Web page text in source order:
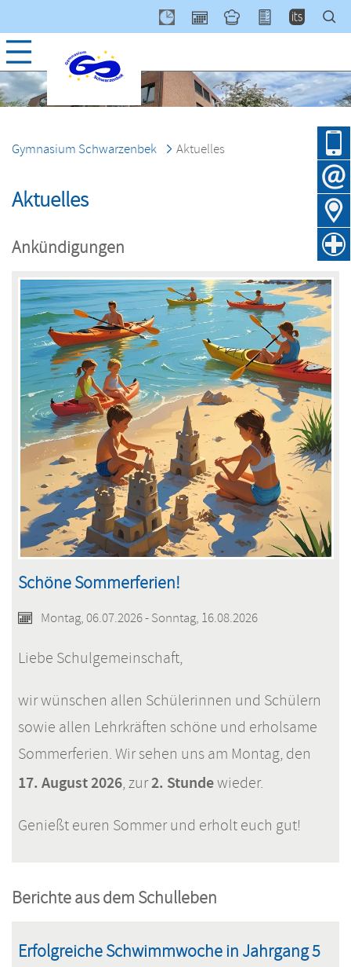
Gymnasium Schwarzenbek Aktuelles
Aktuelles
Ankündigungen
Schöne Sommerferien!
Montag, 06.07.2026 - Sonntag, 16.08.2026
Liebe Schulgemeinschaft,
wir wünschen allen Schülerinnen und Schülern
sowie allen Lehrkräften schöne und erholsame
Sommerferien. Wir sehen uns am Montag, den
17. August 2026, zur2. Stundewieder.
Genießt euren Sommer und erholt euch gut!
Berichte aus dem Schulleben
Erfolgreiche Schwimmwoche in Jahrgang 5